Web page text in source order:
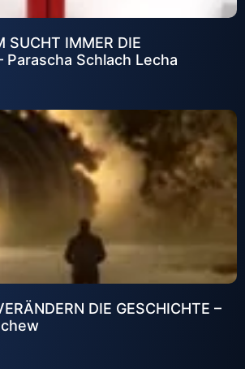
SUCHT IMMER DIE
Parascha Schlach Lecha
DIE GESCHICHTE –